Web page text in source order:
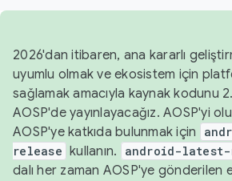
2026'dan itibaren, ana kararlı
uyumlu olmak ve ekosistem için
sağlamak amacıyla kaynak kodunu
AOSP'de yayınlayacağız. AOSP'yi
AOSP'ye katkıda bulunmak için
release kullanın. android-latest-
dalı her zaman AOSP'ye gönderilen